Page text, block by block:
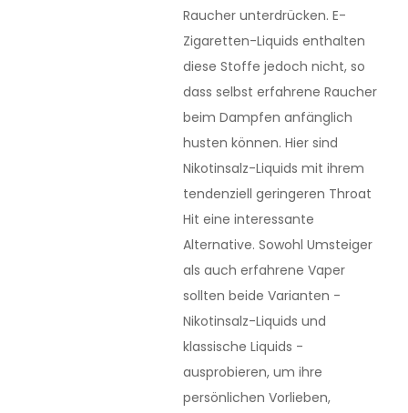
Raucher unterdrücken. E-
Zigaretten-Liquids enthalten
diese Stoffe jedoch nicht, so
dass selbst erfahrene Raucher
beim Dampfen anfänglich
husten können. Hier sind
Nikotinsalz-Liquids mit ihrem
tendenziell geringeren Throat
Hit eine interessante
Alternative. Sowohl Umsteiger
als auch erfahrene Vaper
sollten beide Varianten -
Nikotinsalz-Liquids und
klassische Liquids -
ausprobieren, um ihre
persönlichen Vorlieben,